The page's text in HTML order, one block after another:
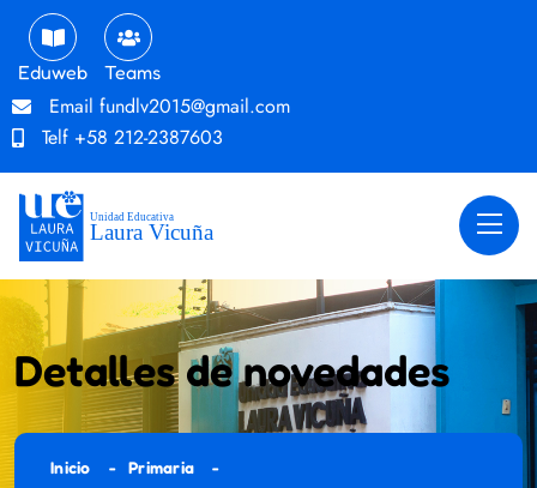
Eduweb Teams
Email fundlv2015@gmail.com
Telf +58 212-2387603
Detalles de novedades
Inicio
Primaria